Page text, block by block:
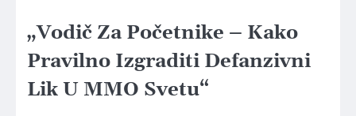
„Vodič Za Početnike – Kako
Pravilno Izgraditi Defanzivni
Lik U MMO Svetu“